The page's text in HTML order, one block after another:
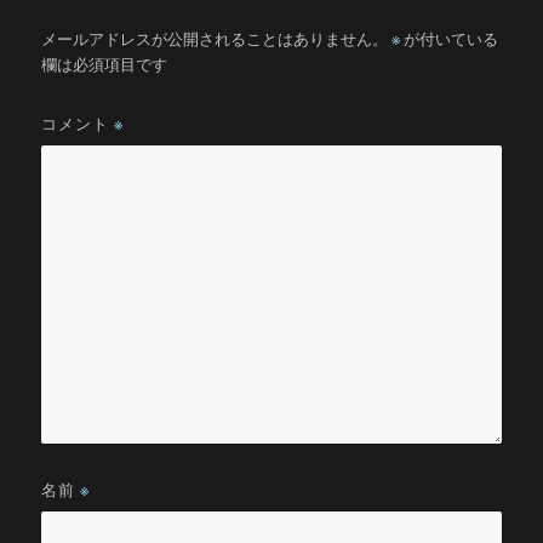
メールアドレスが公開されることはありません。 ※ が付いている
欄は必須項目です
コメント※
名前※